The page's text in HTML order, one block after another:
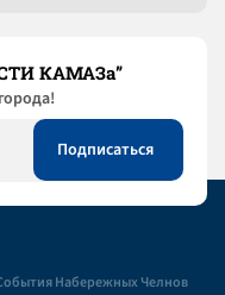
КАМАЗа”
Набережных Челнов